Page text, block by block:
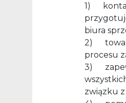
1)
biura
2)
procesu
3)
związku